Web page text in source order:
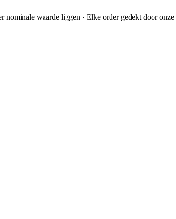
nominale waarde liggen · Elke order gedekt door onze